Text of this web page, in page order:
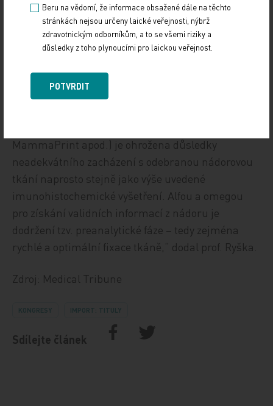
HER‑2/neu, p53. Výsledek tohoto vyšetření není
ekvivalentní stanovení genového expresního
profilu, pokud je však imunohistochemie
reprezentativního vzorku tkáně, postačují získané
informace pro kvalifikované terapeutické
MammaPrint apod.) je ohrožena důsledky
neadekvátního zacházení s odebranou nádorovou
tkání naprosto stejně jako výše uvedené
imunohistochemické vyšetření. Alfou a omegou
pro získání validních informací z nádoru je
dodržení tzv. preanalytické fáze – tedy zejména
rychlé a optimální fixace tkáně,“ dodal prof. Ryška.
Zdroj: Medical Tribune
KONGRESY IMPORT: TITULY
Sdílejte článek
Beru na vědomí, že informace obsažené dále na těchto
stránkách nejsou určeny laické veřejnosti, nýbrž
zdravotnickým odborníkům, a to se všemi riziky a
důsledky z toho plynoucími pro laickou veřejnost.
POTVRDIT